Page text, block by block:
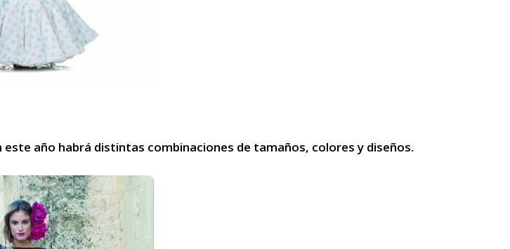
año habrá distintas combinaciones de tamaños, colores y diseños.